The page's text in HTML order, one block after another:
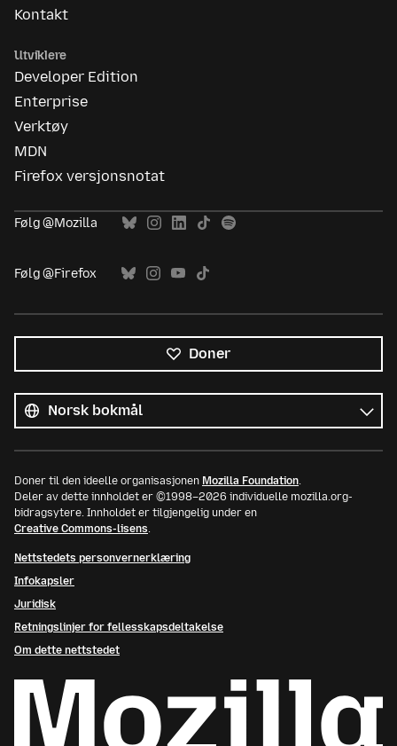
Kontakt
Utviklere
Developer Edition
Enterprise
Verktøy
MDN
Firefox versjonsnotat
Følg @Mozilla
Følg @Firefox
Doner
språk
Språk
Doner til den ideelle organisasjonen Mozilla Foundation.
Deler av dette innholdet er ©1998–2026 individuelle mozilla.org-
bidragsytere. Innholdet er tilgjengelig under en
Creative Commons-lisens.
Nettstedets personvernerklæring
Infokapsler
Juridisk
Retningslinjer for fellesskapsdeltakelse
Om dette nettstedet